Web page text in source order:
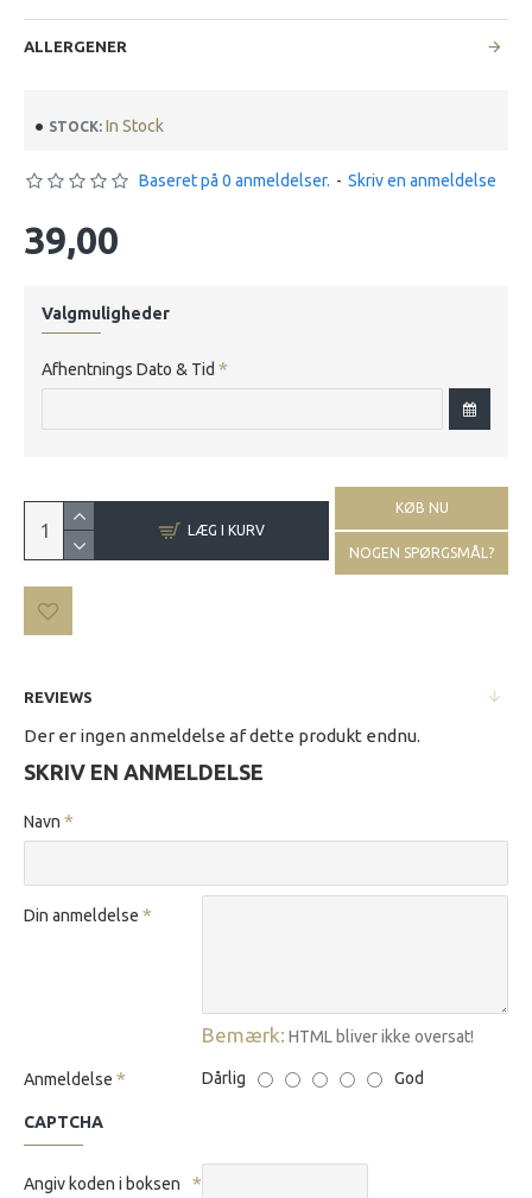
ALLERGENER
STOCK: In Stock
Baseret på 0 anmeldelser. - Skriv en anmeldelse
39,00
Valgmuligheder
Afhentnings Dato & Tid
LÆG I KURV
KØB NU
NOGEN SPØRGSMÅL?
REVIEWS
Der er ingen anmeldelse af dette produkt endnu.
SKRIV EN ANMELDELSE
Navn
Din anmeldelse
Bemærk: HTML bliver ikke oversat!
Anmeldelse Dårlig God
CAPTCHA
Angiv koden i boksen